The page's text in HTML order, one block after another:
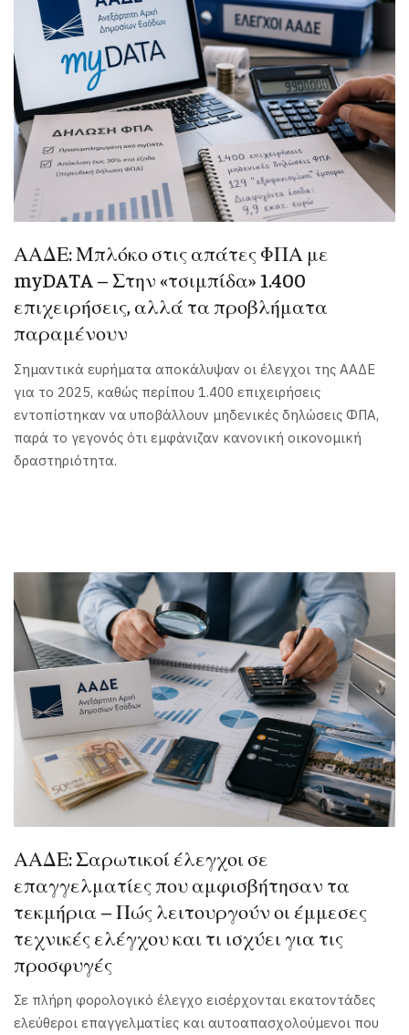
ΑΑΔΕ: Μπλόκο στις απάτες ΦΠΑ με
myDATA – Στην «τσιμπίδα» 1.400
επιχειρήσεις, αλλά τα προβλήματα
παραμένουν
Σημαντικά ευρήματα αποκάλυψαν οι έλεγχοι της ΑΑΔΕ
για το 2025, καθώς περίπου 1.400 επιχειρήσεις
εντοπίστηκαν να υποβάλλουν μηδενικές δηλώσεις ΦΠΑ,
παρά το γεγονός ότι εμφάνιζαν κανονική οικονομική
δραστηριότητα.
ΑΑΔΕ: Σαρωτικοί έλεγχοι σε
επαγγελματίες που αμφισβήτησαν τα
τεκμήρια – Πώς λειτουργούν οι έμμεσες
τεχνικές ελέγχου και τι ισχύει για τις
προσφυγές
Σε πλήρη φορολογικό έλεγχο εισέρχονται εκατοντάδες
ελεύθεροι επαγγελματίες και αυτοαπασχολούμενοι που